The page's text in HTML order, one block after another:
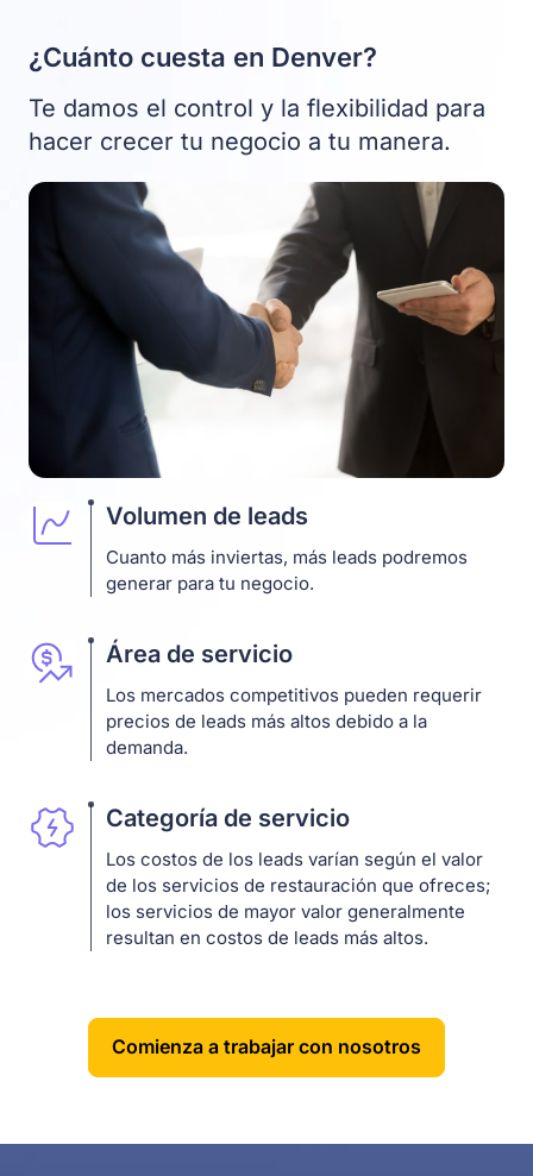
¿Cuánto cuesta en Denver?
Te damos el control y la flexibilidad para
hacer crecer tu negocio a tu manera.
Volumen de leads
Cuanto más inviertas, más leads podremos
generar para tu negocio.
Área de servicio
Los mercados competitivos pueden requerir
precios de leads más altos debido a la
demanda.
Categoría de servicio
Los costos de los leads varían según el valor
de los servicios de restauración que ofreces;
los servicios de mayor valor generalmente
resultan en costos de leads más altos.
Comienza a trabajar con nosotros